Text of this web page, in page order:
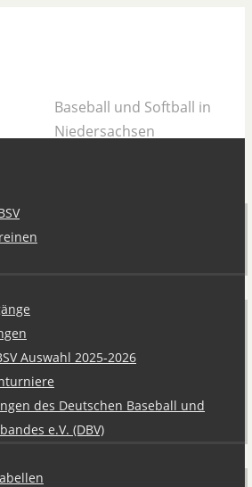
Baseball und Softball in
Niedersachsen
Auswahl 2025-2026
des Deutschen Baseball und
e.V. (DBV)